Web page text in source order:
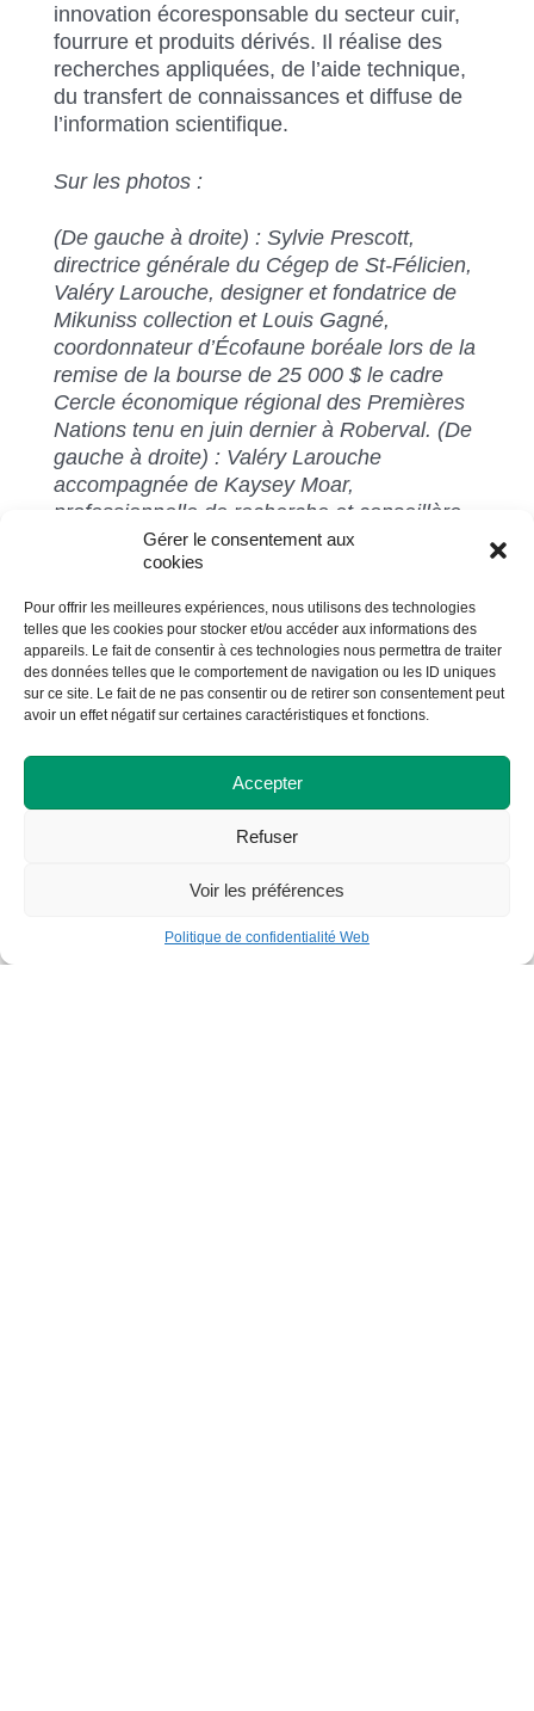
Gérer le consentement aux
cookies
Pour offrir les meilleures expériences, nous utilisons des technologies
telles que les cookies pour stocker et/ou accéder aux informations des
appareils. Le fait de consentir à ces technologies nous permettra de traiter
des données telles que le comportement de navigation ou les ID uniques
sur ce site. Le fait de ne pas consentir ou de retirer son consentement peut
avoir un effet négatif sur certaines caractéristiques et fonctions.
Accepter
Refuser
Voir les préférences
Politique de confidentialité Web
innovation écoresponsable du secteur cuir,
fourrure et produits dérivés. Il réalise des
recherches appliquées, de l’aide technique,
du transfert de connaissances et diffuse de
l’information scientifique.
Sur les photos :
(De gauche à droite) : Sylvie Prescott,
directrice générale du Cégep de St-Félicien,
Valéry Larouche, designer et fondatrice de
Mikuniss collection et Louis Gagné,
coordonnateur d’Écofaune boréale lors de la
remise de la bourse de 25 000 $ le cadre
Cercle économique régional des Premières
Nations tenu en juin dernier à Roberval. (De
gauche à droite) : Valéry Larouche
accompagnée de Kaysey Moar,
professionnelle de recherche et conseillère
aux Premières Nations chez Écofaune
boréale, présentant des échantillons de cuir